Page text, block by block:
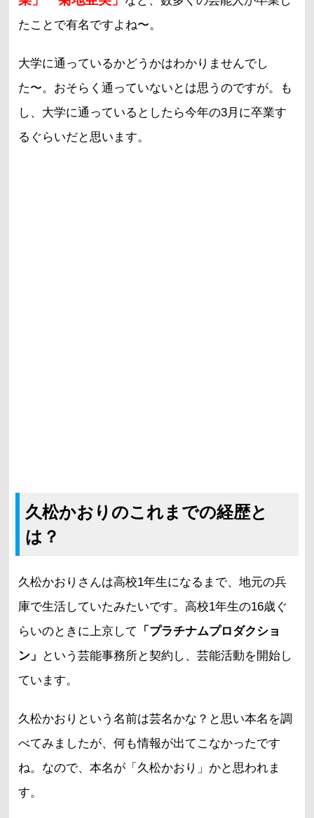
たことで有名ですよね〜。
大学に通っているかどうかはわかりませんでし
た〜。おそらく通っていないとは思うのですが。も
し、大学に通っているとしたら今年の3月に卒業す
るぐらいだと思います。
久松かおりのこれまでの経歴と
は？
久松かおりさんは高校1年生になるまで、地元の兵
庫で生活していたみたいです。高校1年生の16歳ぐ
らいのときに上京して 「プラチナムプロダクショ
ン」
という芸能事務所と契約し、芸能活動を開始し
ています。
久松かおりという名前は芸名かな？と思い本名を調
べてみましたが、何も情報が出てこなかったです
ね。なので、本名が「久松かおり」かと思われま
す。